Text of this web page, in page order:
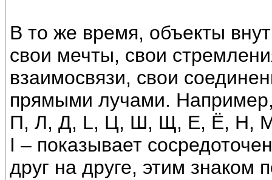
В то же время, объекты
свои мечты, свои
взаимосвязи, свои
прямыми лучами. Например,
П, Л, Д, L, Ц, Ш, Щ, Е, Ё, Н,
Ι – показывает
друг на друге, этим знаком